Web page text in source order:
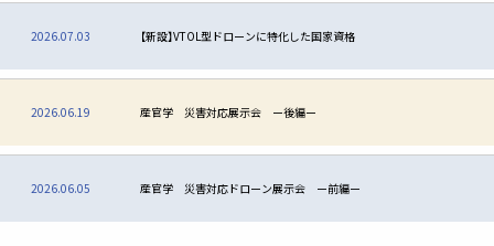
2026.07.03 【新設】VTOL型ドローンに特化した国家資格
2026.06.19 産官学 災害対応展示会 ー後編ー
2026.06.05 産官学 災害対応ドローン展示会 ー前編ー